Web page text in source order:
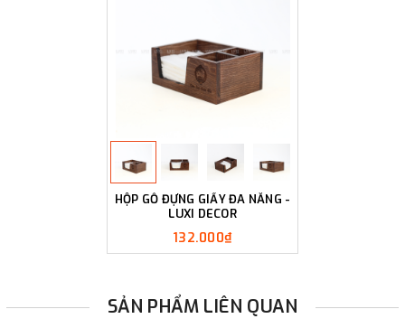
HỘP GỖ ĐỰNG GIẤY ĐA NĂNG -
LUXI DECOR
132.000₫
SẢN PHẨM LIÊN QUAN